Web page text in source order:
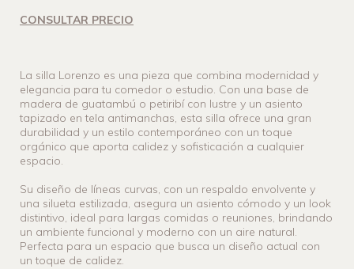
CONSULTAR PRECIO
La silla Lorenzo es una pieza que combina modernidad y
elegancia para tu comedor o estudio. Con una base de
madera de guatambú o petiribí con lustre y un asiento
tapizado en tela antimanchas, esta silla ofrece una gran
durabilidad y un estilo contemporáneo con un toque
orgánico que aporta calidez y sofisticación a cualquier
espacio.
Su diseño de líneas curvas, con un respaldo envolvente y
una silueta estilizada, asegura un asiento cómodo y un look
distintivo, ideal para largas comidas o reuniones, brindando
un ambiente funcional y moderno con un aire natural.
Perfecta para un espacio que busca un diseño actual con
un toque de calidez.